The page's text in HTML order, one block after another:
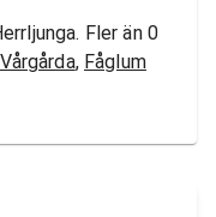
Fler än 0
Vårgårda, Fåglum